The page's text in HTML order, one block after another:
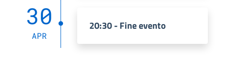
30
APR
20:30 - Fine evento